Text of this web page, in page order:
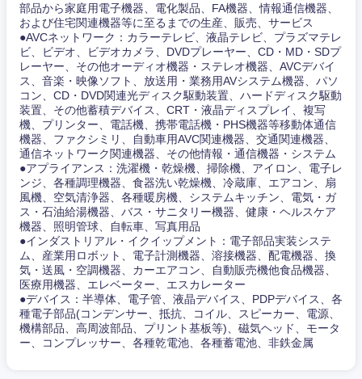
部品から家庭用電子機器、電化製品、FA機器、情報通信機器、
および住宅関連機器等に至るまでの生産、販売、サービス
●AVCネットワーク：カラーテレビ、液晶テレビ、プラズマテレ
ビ、ビデオ、ビデオカメラ、DVDプレーヤー、CD・MD・SDプ
レーヤー、その他オーディオ機器・ステレオ機器、AVCデバイ
ス、音楽・映像ソフト、放送用・業務用AVシステム機器、パソ
コン、CD・DVD関連光ディスク駆動装置、ハードディスク駆動
装置、その他蓄積デバイス、CRT・液晶ディスプレイ、複写
機、プリンター、電話機、携帯電話機・PHS機器等移動体通信
機器、ファクシミリ、自動車用AVC関連機器、交通関連機器、
通信ネットワーク関連機器、その他情報・通信機器・システム
●アプライアンス：洗濯機・乾燥機、掃除機、アイロン、電子レ
ンジ、各種調理機器、食器洗い乾燥機、冷蔵庫、エアコン、扇
風機、空気清浄器、各種暖房機、システムキッチン、電気・ガ
ス・石油給湯機器、バス・サニタリー機器、健康・ヘルスケア
機器、照明管球、自転車、写真用品
●インダストリアル・イクイップメント：電子部品実装システ
ム、産業用ロボット、電子計測機器、溶接機器、配電機器、換
気・送風・空調機器、カーエアコン、自動販売機他食品機器、
医療用機器、エレベーター、エスカレーター
●デバイス：半導体、電子管、液晶デバイス、PDPデバイス、各
種電子部品(コンデンサー、抵抗、コイル、スピーカー、電源、
機構部品、高周波部品、プリント基板等)、磁気ヘッド、モータ
ー、コンプレッサー、各種乾電池、各種蓄電池、非鉄金属